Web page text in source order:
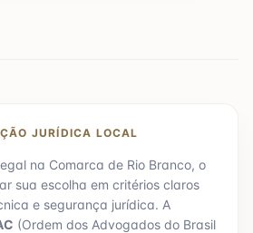
JURÍDICA LOCAL
na Comarca de Rio Branco, o
sua escolha em critérios claros
e segurança jurídica. A
(Ordem dos Advogados do Brasil